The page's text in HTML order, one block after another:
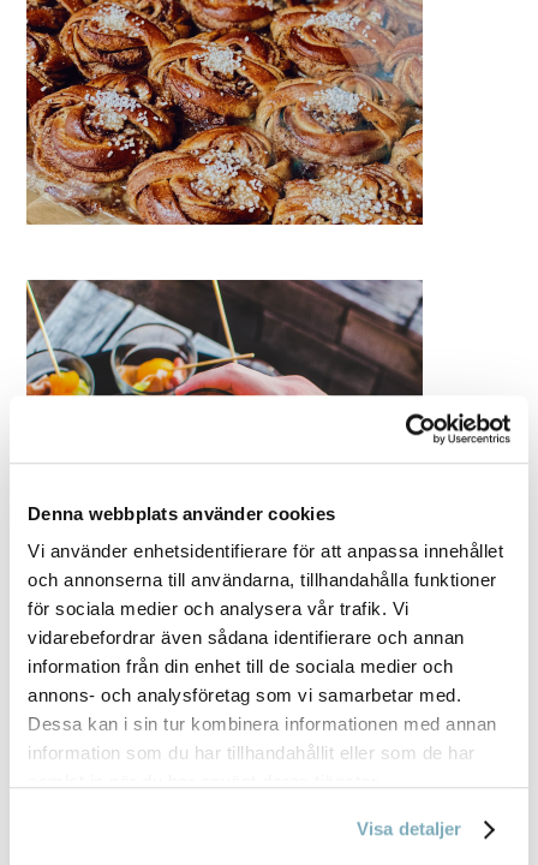
Denna webbplats använder cookies
Vi använder enhetsidentifierare för att anpassa innehållet
och annonserna till användarna, tillhandahålla funktioner
för sociala medier och analysera vår trafik. Vi
vidarebefordrar även sådana identifierare och annan
information från din enhet till de sociala medier och
annons- och analysföretag som vi samarbetar med.
Dessa kan i sin tur kombinera informationen med annan
information som du har tillhandahållit eller som de har
Visa detaljer